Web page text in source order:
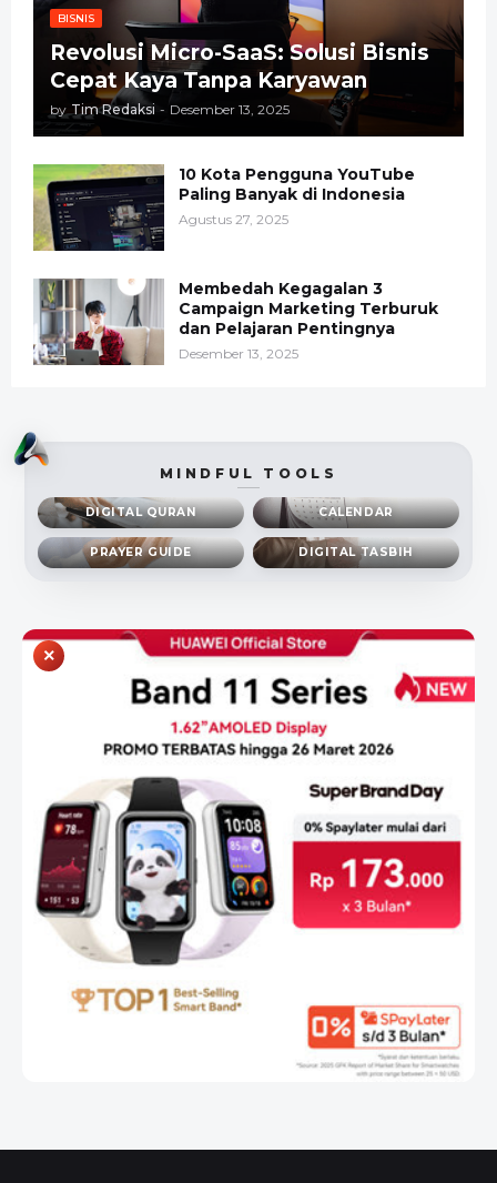
BISNIS
Revolusi Micro-SaaS: Solusi Bisnis
Cepat Kaya Tanpa Karyawan
by Tim Redaksi - Desember 13, 2025
10 Kota Pengguna YouTube
Paling Banyak di Indonesia
Agustus 27, 2025
Membedah Kegagalan 3
Campaign Marketing Terburuk
dan Pelajaran Pentingnya
Desember 13, 2025
MINDFUL TOOLS
DIGITAL QURAN CALENDAR
PRAYER GUIDE DIGITAL TASBIH
×